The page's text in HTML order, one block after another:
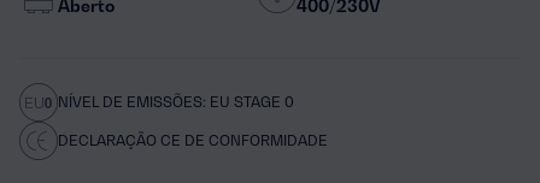
Aberto 400/230V
NÍVEL DE EMISSÕES: EU STAGE 0
DECLARAÇÃO CE DE CONFORMIDADE